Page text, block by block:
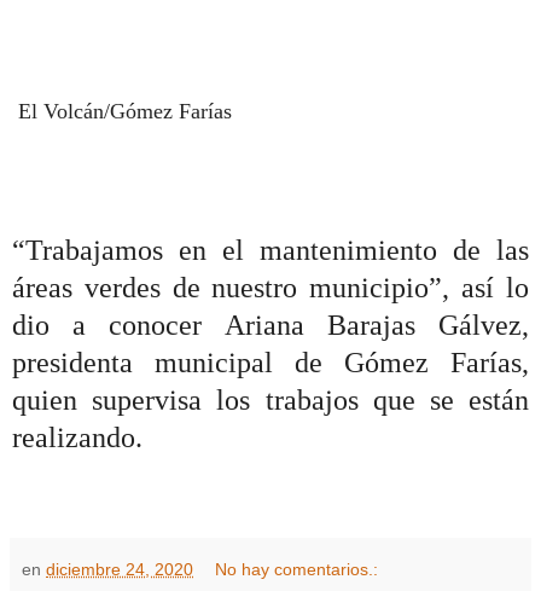
El Volcán/Gómez Farías
“Trabajamos en el mantenimiento de las
áreas verdes de nuestro municipio”, así lo
dio a conocer Ariana Barajas Gálvez,
presidenta municipal de Gómez Farías,
quien supervisa los trabajos que se están
realizando.
en diciembre 24, 2020 No hay comentarios.: